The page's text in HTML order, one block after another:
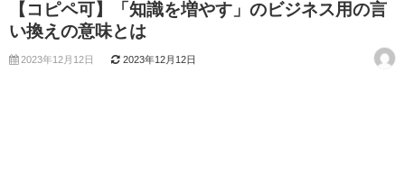
【コピペ可】「知識を増やす」のビジネス用の言
い換えの意味とは
2023年12月12日 2023年12月12日